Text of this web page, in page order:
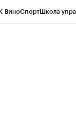
ВиноСпортШкола